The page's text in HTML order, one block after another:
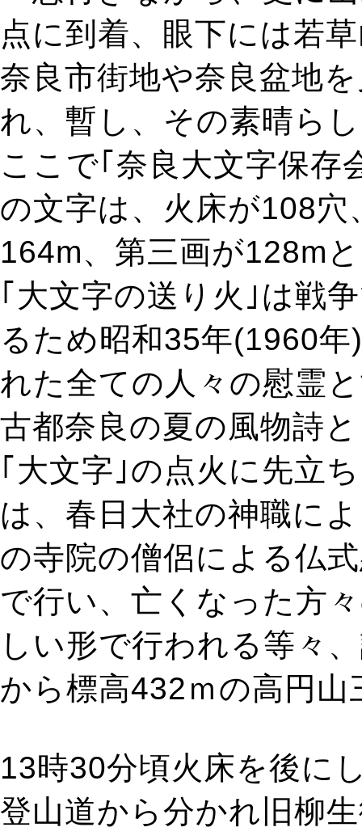
点に到着、眼下には若
奈良市街地や奈良盆地
れ、暫し、その素晴ら
ここで｢奈良大文字保存
の文字は、火床が108
164m、第三画が128m
｢大文字の送り火｣は戦
るため昭和35年(1960
れた全ての人々の慰霊
古都奈良の夏の風物詩
｢大文字｣の点火に先立
は、春日大社の神職に
の寺院の僧侶による仏
で行い、亡くなった方
しい形で行われる等々
から標高432ｍの高円
13時30分頃火床を後に
登山道から分かれ旧柳